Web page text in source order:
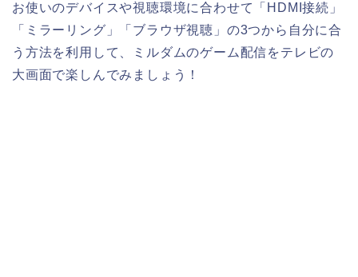
お使いのデバイスや視聴環境に合わせて「HDMI接続」
「ミラーリング」「ブラウザ視聴」の3つから自分に合
う方法を利用して、ミルダムのゲーム配信をテレビの
大画面で楽しんでみましょう！